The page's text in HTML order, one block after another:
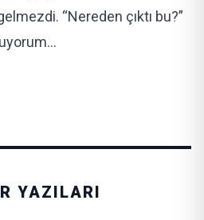
“Nereden çıktı bu?”
YAZILARI